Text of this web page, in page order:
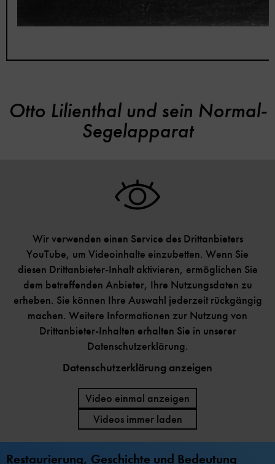
Otto Lilienthal und sein Normal-
Segelapparat
Wir verwenden einen Service des Drittanbieters
YouTube, um Videoinhalte einzubetten. Wenn Sie
diesen Drittanbieter-Inhalt aktivieren, ermöglichen Sie
dem betreffenden Anbieter, Ihre Nutzungsdaten zu
erheben. Sie können Ihre Auswahl jederzeit rückgängig
machen. Weitere Informationen zur Nutzung von
Drittanbieter-Inhalten erhalten Sie in unserer
Datenschutzerklärung.
Datenschutzerklärung anzeigen
Video einmal anzeigen
Videos immer laden
Restaurierung, Geschichte und Bedeutung